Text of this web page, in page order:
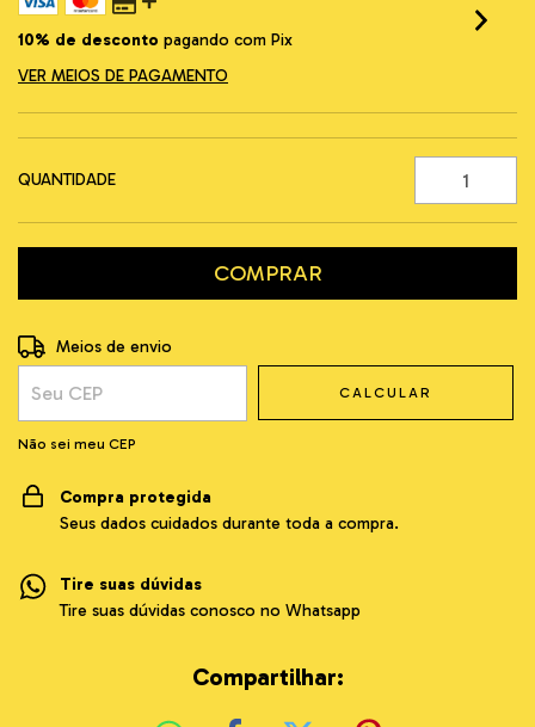
10% de desconto pagando com Pix
VER MEIOS DE PAGAMENTO
QUANTIDADE
Entregas para o CEP:
Meios de envio
CALCULAR
Não sei meu CEP
Compra protegida
Seus dados cuidados durante toda a compra.
Tire suas dúvidas
Tire suas dúvidas conosco no Whatsapp
Compartilhar: